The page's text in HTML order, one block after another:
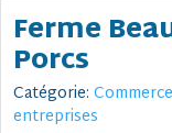
Ferme
Porcs
Catégorie:
entreprises